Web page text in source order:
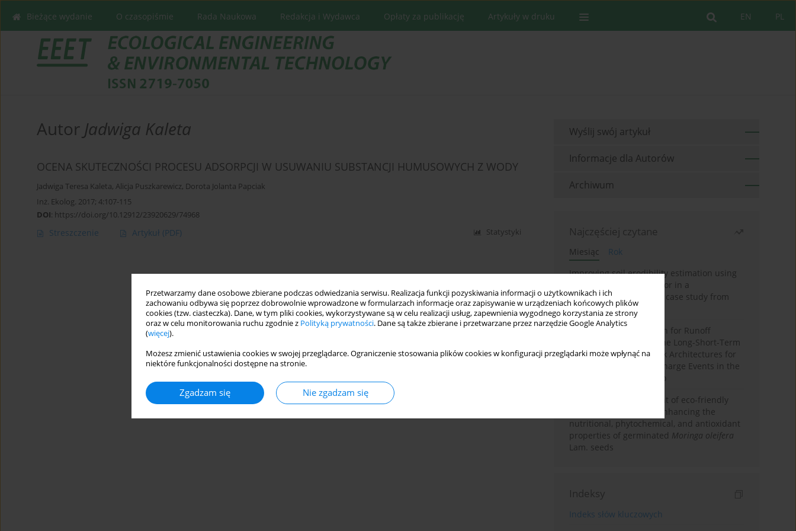
Przetwarzamy dane osobowe zbierane podczas odwiedzania serwisu. Realizacja funkcji pozyskiwania informacji o użytkownikach i ich
zachowaniu odbywa się poprzez dobrowolnie wprowadzone w formularzach informacje oraz zapisywanie w urządzeniach końcowych plików
cookies (tzw. ciasteczka). Dane, w tym pliki cookies, wykorzystywane są w celu realizacji usług, zapewnienia wygodnego korzystania ze strony
oraz w celu monitorowania ruchu zgodnie z Polityką prywatności. Dane są także zbierane i przetwarzane przez narzędzie Google Analytics
(więcej).
Możesz zmienić ustawienia cookies w swojej przeglądarce. Ograniczenie stosowania plików cookies w konfiguracji przeglądarki może wpłynąć na
niektóre funkcjonalności dostępne na stronie.
Zgadzam się Nie zgadzam się
PL
EN
Bieżące wydanie O czasopiśmie Rada Naukowa Redakcja i Wydawca Opłaty za publikację Artykuły w druku
Autor Jadwiga Kaleta
OCENA SKUTECZNOŚCI PROCESU ADSORPCJI W USUWANIU SUBSTANCJI HUMUSOWYCH Z WODY
Jadwiga Teresa Kaleta, Alicja Puszkarewicz, Dorota Jolanta Papciak
Inż. Ekolog. 2017; 4:107-115
DOI: https://doi.org/10.12912/23920629/74968
Streszczenie Artykuł (PDF) Statystyki
Wyślij swój artykuł
Informacje dla Autorów
Archiwum
Najczęściej czytane
Miesiąc
Rok
Improving soil erodibility estimation using
a plasticity-based K factor in a
Mediterranean basin: A case study from
northern Morocco
Deep Learning Approach for Runoff
Prediction: Evaluating the Long-Short-Term
Memory Neural Network Architectures for
Capturing Extreme Discharge Events in the
Ouergha Basin, Morocco
Comparative assessment of eco-friendly
priming strategies for enhancing the
nutritional, phytochemical, and antioxidant
properties of germinated Moringa oleifera
Lam. seeds
Indeksy
Indeks słów kluczowych